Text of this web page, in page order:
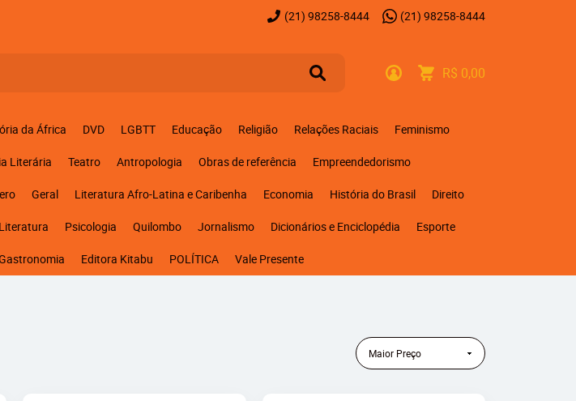
(21) 98258-8444 (21) 98258-8444
R$ 0,00
da África DVD LGBTT Educação Religião Relações Raciais Feminismo
Literária Teatro Antropologia Obras de referência Empreendedorismo
Geral Literatura Afro-Latina e Caribenha Economia História do Brasil Direito
Psicologia Quilombo Jornalismo Dicionários e Enciclopédia Esporte
Editora Kitabu POLÍTICA Vale Presente
Maior Preço